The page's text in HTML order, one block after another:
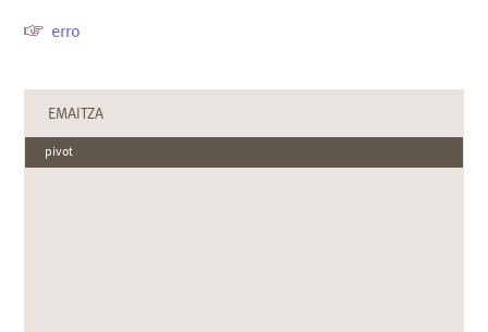
erro
EMAITZA
pivot